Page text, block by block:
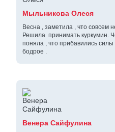
Мыльникова Олеся
Весна , заметила , что совсем
Решила принимать куркумин.
поняла , что прибавились силы
бодрое .
Венера Сайфулина